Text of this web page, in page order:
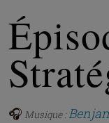
🎧 Musique :